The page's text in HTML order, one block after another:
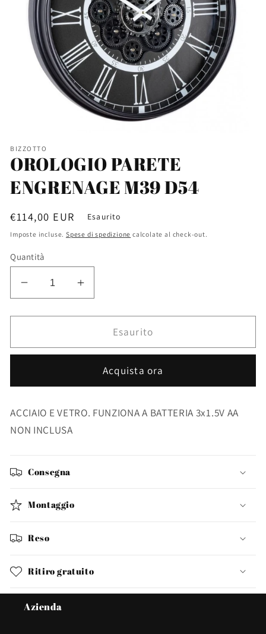
BIZZOTTO
OROLOGIO PARETE
ENGRENAGE M39 D54
Prezzo
di
€114,00 EUR Esaurito
Imposte incluse. Spese di spedizione calcolate al check-out.
Quantità
Diminuisci
quantità
per
PARETE
D54
Aumenta
quantità
per
OROLOGIO
PARETE
M39
D54
Esaurito
Acquista ora
ACCIAIO E VETRO. FUNZIONA A BATTERIA 3x1.5V AA
NON INCLUSA
Consegna
Montaggio
Reso
Ritiro gratuito
Azienda